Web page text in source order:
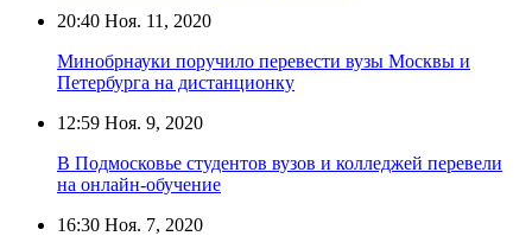
20:40 Ноя. 11, 2020
Минобрнауки поручило перевести вузы Москвы и
Петербурга на дистанционку
12:59 Ноя. 9, 2020
В Подмосковье студентов вузов и колледжей перевели
на онлайн-обучение
16:30 Ноя. 7, 2020